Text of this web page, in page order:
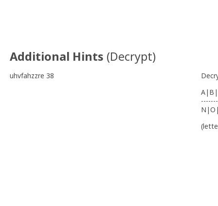
Additional Hints (Decrypt)
uhvfahzzre 38